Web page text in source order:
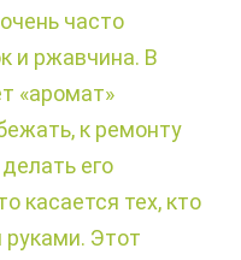
часто
и ржавчина. В
«аромат»
к ремонту
его
касается тех, кто
руками. Этот